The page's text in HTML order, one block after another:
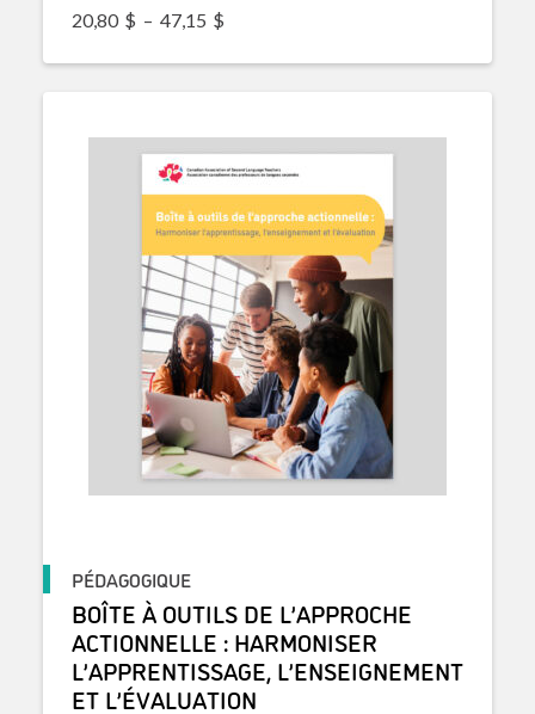
20,80 $ – 47,15 $
PÉDAGOGIQUE
BOÎTE À OUTILS DE L’APPROCHE
ACTIONNELLE : HARMONISER
L’APPRENTISSAGE, L’ENSEIGNEMENT
ET L’ÉVALUATION